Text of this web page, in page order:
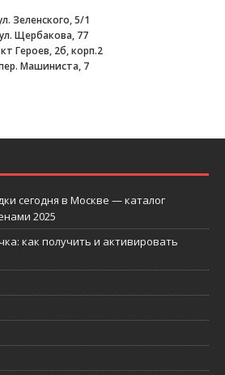
Зеленского, 5/1
ул. Щербакова, 77
Героев, 2б, корп.2
Машиниста, 7
сегодня в Москве — каталог
2025
как получить и активировать